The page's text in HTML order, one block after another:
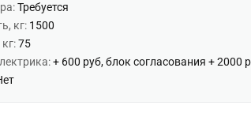
Требуется
кг: 1500
75
+ 600 руб, блок согласования + 2000